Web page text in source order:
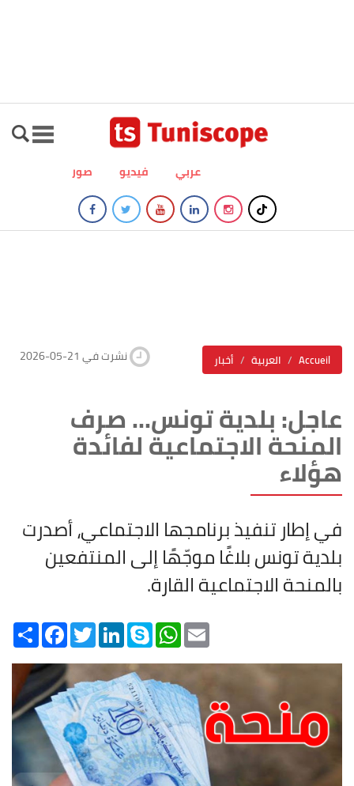
صور فيديو عربي
أخبار العربية Accueil 2026-05-21 نشرت في
عاجل: بلدية تونس... صرف
المنحة الاجتماعية لفائدة
هؤلاء
في إطار تنفيذ برنامجها الاجتماعي، أصدرت
بلدية تونس بلاغًا موجّهًا إلى المنتفعين
بالمنحة الاجتماعية القارة.
Share
FacebookTwitterLinkedInSkype
WhatsAppEmail